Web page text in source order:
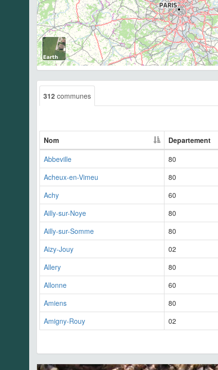
312 communes
Nom
Departement
Abbeville
80
Acheux-en-Vimeu
80
Achy
60
Ailly-sur-Noye
80
Ailly-sur-Somme
80
Aizy-Jouy
02
Allery
80
Allonne
60
Amiens
80
Amigny-Rouy
02